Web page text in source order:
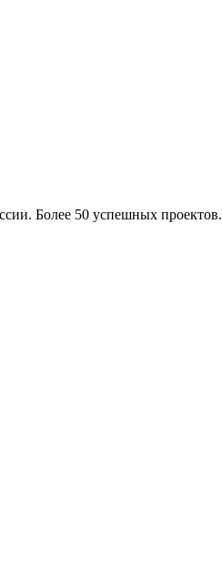
Более 50 успешных проектов.